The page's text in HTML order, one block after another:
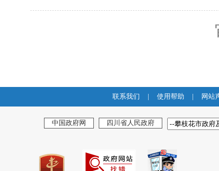
联系我们 使用帮助 网站
中国政府网 四川省人民政府